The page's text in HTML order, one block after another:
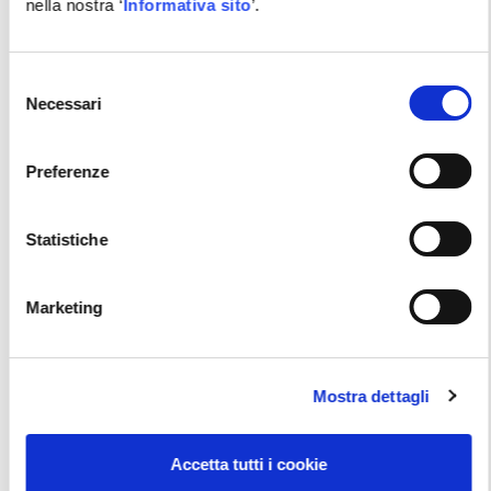
nella nostra ‘ Informativa sito’.
delNecessari
Preferenze
Statistiche
Marketing
Mostra dettagli
Accetta tutti i cookie
Vai alla scheda